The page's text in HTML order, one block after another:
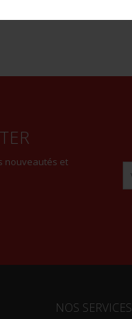
nouveautés et
NOS SERVICES